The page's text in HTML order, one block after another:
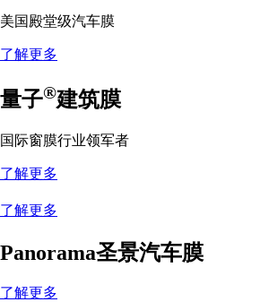
美国殿堂级汽车膜
了解更多
量子®建筑膜
国际窗膜行业领军者
了解更多
了解更多
Panorama圣景汽车膜
了解更多